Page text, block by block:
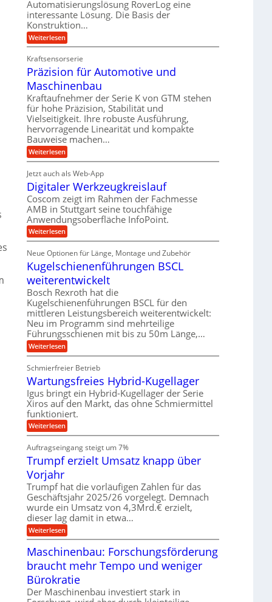
i
c
h
e
w
i
n
d
e
r
i
e
b
e
f
ü
r
r
a
u
e
U
m
g
e
b
n
g
e
n
a
t
z
u
n
d
A
u
f
t
r
a
g
s
i
n
g
a
n
g
c
h
i
n
Z
e
i
e
n
v
o
n
K
I
w
i
c
h
i
g
e
r
a
l
s
M
a
s
c
h
i
n
e
n
Automatisierungslösung RoverLog eine
interessante Lösung. Die Basis der
Konstruktion…
Weiterlesen:
Z
h
n
s
t
a
n
g
e
n
g
e
t
r
i
b
e
f
ü
r
p
r
z
i
e
H
u
b
b
e
w
e
g
u
n
e
n
Kraftsensorserie
Präzision für Automotive und
Maschinenbau
Kraftaufnehmer der Serie K von GTM stehen
für hohe Präzision, Stabilität und
Vielseitigkeit. Ihre robuste Ausführung,
hervorragende Linearität und kompakte
Bauweise machen…
Weiterlesen:
P
ä
z
i
s
i
o
n
f
ü
r
A
u
t
o
m
o
i
v
e
u
n
d
M
a
s
c
h
i
n
e
b
a
u
Jetzt auch als Web-App
Digitaler Werkzeugkreislauf
Coscom zeigt im Rahmen der Fachmesse
AMB in Stuttgart seine touchfähige
Anwendungsoberfläche InfoPoint.
Weiterlesen:
D
g
i
t
a
l
e
r
W
e
r
k
z
e
u
k
r
e
s
l
a
f
Neue Optionen für Länge, Montage und Zubehör
Kugelschienenführungen BSCL
weiterentwickelt
Bosch Rexroth hat die
Kugelschienenführungen BSCL für den
mittleren Leistungsbereich weiterentwickelt:
Neu im Programm sind mehrteilige
Führungsschienen mit bis zu 50m Länge,…
Weiterlesen:
K
g
e
l
s
c
h
i
e
n
e
n
r
u
n
g
e
n
B
S
C
L
w
e
i
Schmierfreier Betrieb
Wartungsfreies Hybrid-Kugellager
Igus bringt ein Hybrid-Kugellager der Serie
Xiros auf den Markt, das ohne Schmiermittel
funktioniert.
Weiterlesen:
W
r
t
g
s
f
r
e
i
e
H
y
b
r
i
d
Auftragseingang steigt um 7%
Trumpf erzielt Umsatz knapp über
Vorjahr
Trumpf hat die vorläufigen Zahlen für das
Geschäftsjahr 2025/26 vorgelegt. Demnach
wurde ein Umsatz von 4,3Mrd.€ erzielt,
dieser lag damit in etwa…
Weiterlesen:
T
u
m
p
f
e
r
Maschinenbau: Forschungsförderung
braucht mehr Tempo und weniger
Bürokratie
Der Maschinenbau investiert stark in